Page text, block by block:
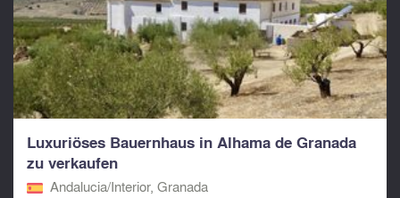
Luxuriöses Bauernhaus in Alhama de Granada
zu verkaufen
Andalucia/Interior, Granada